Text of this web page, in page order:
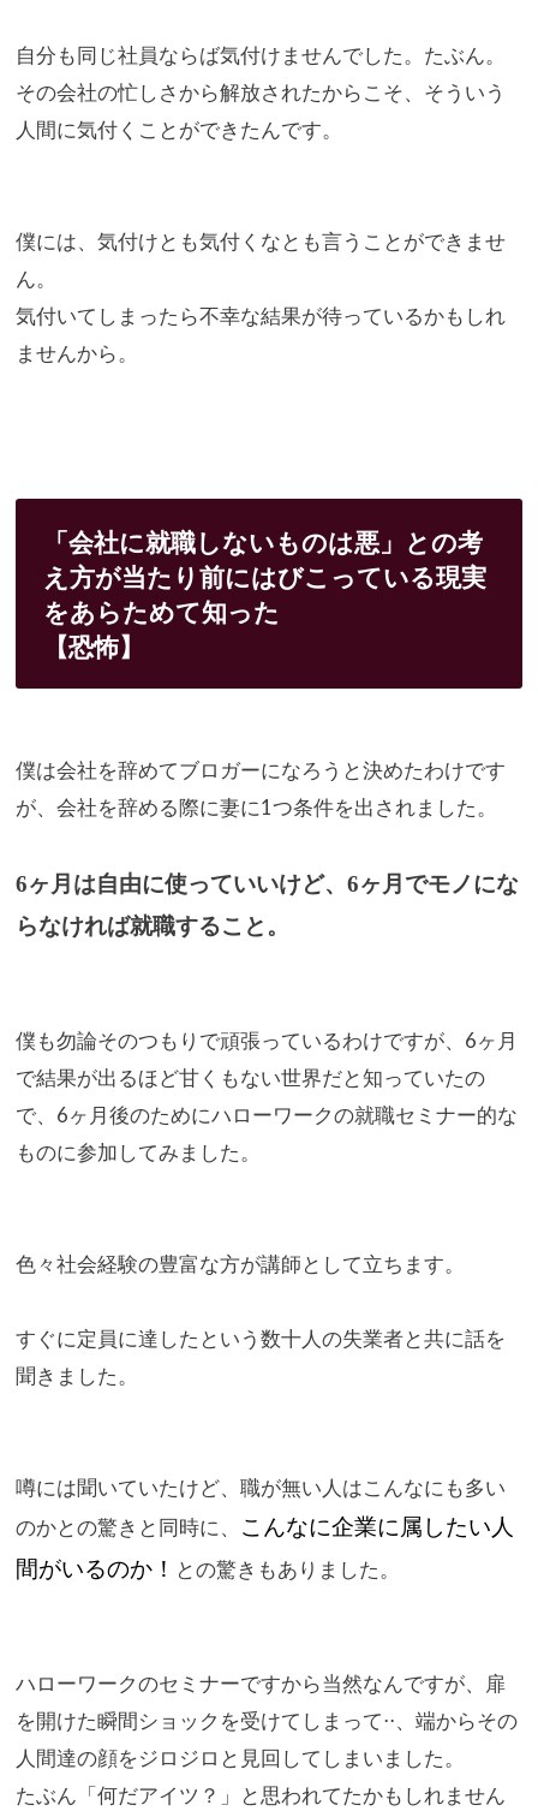
自分も同じ社員ならば気付けませんでした。たぶん。
その会社の忙しさから解放されたからこそ、 そういう
人間に気付くことができたんです。
僕には、気付けとも気付くなとも言うことができませ
ん。
気付いてしまったら不幸な結果が待っているかもしれ
ませんから。
「会社に就職しないものは悪」 との考
え方が当たり前にはびこっている現実
をあらためて知った
【恐怖】
僕は会社を辞めてブロガーになろうと決めたわけです
が、 会社を辞める際に妻に1つ条件を出されました。
6ヶ月は自由に使っていいけど、 6ヶ月でモノにな
らなければ就職すること。
僕も勿論そのつもりで頑張っているわけですが、 6ヶ月
で結果が出るほど甘くもない世界だと知っていたの
で、 6ヶ月後のためにハローワークの就職セミナー的な
ものに参加してみました。
色々社会経験の豊富な方が講師として立ちます。
すぐに定員に達したという数十人の失業者と共に話を
聞きました。
噂には聞いていたけど、 職が無い人はこんなにも多い
のかとの驚きと同時に、 こんなに企業に属したい人
間がいるのか！ との驚きもありました。
ハローワークのセミナーですから当然なんですが、 扉
を開けた瞬間ショックを受けてしまって⋅⋅、 端からその
人間達の顔をジロジロと見回してしまいました。
たぶん「何だアイツ？」と思われてたかもしれません